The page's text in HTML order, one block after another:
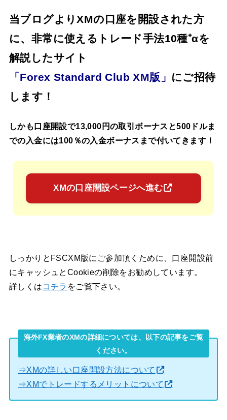
当ブログよりXMの口座を開設された方
に、非常に使えるトレード手法10種⁺αを
解説したサイト
「Forex Standard Club XM版」 にご招待
します！
しかも口座開設で13,000円の取引ボーナスと500ドルま
での入金には100％の入金ボーナスまで付いてきます！
XMの口座開設ページへ進む
しっかりとFSCXM版にご参加頂くために、口座開設前
にキャッシュとCookieの削除をお勧めしています。
詳しくは コチラ をご覧下さい。
海外FX業者のXMの詳細については、以下の記事をご覧
ください。
⇒XMの詳しい口座開設方法について
⇒XMでトレードするメリットについて